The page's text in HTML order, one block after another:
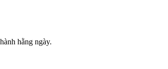
hằng ngày.